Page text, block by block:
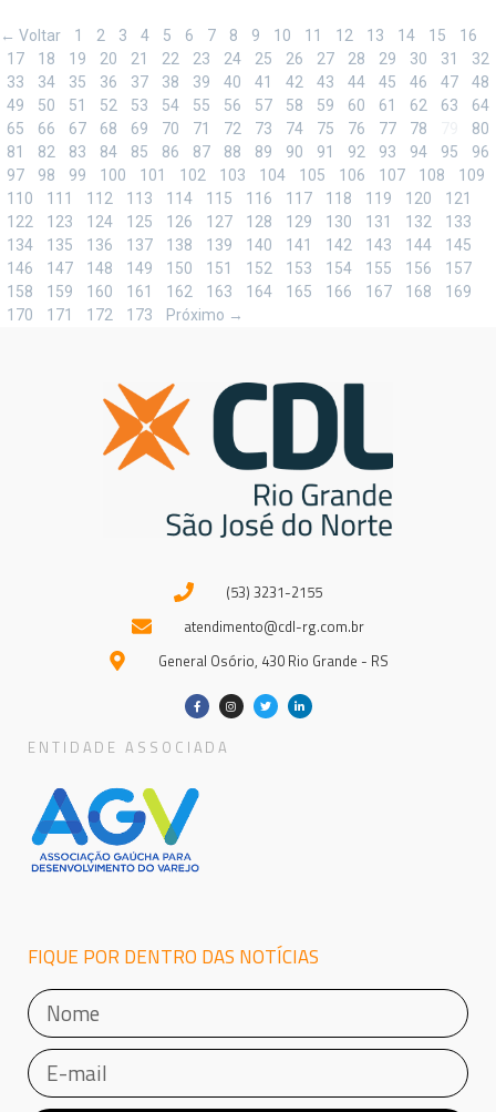
← Voltar 1 2 3 4 5 6 7 8 9 10 11 12 13 14 15
16
17
18 19 20 21 22 23 24 25 26 27 28 29 30 31
32
33
34 35 36 37 38 39 40 41 42 43 44 45 46 47
48
49
50 51 52 53 54 55 56 57 58 59 60 61 62 63
64
65
66 67 68 69 70 71 72 73 74 75 76 77 78
80
81
82 83 84 85 86 87 88 89 90 91 92 93 94 95
96
97
98 99 100 101 102 103 104 105 106 107 108
109
110
111 112 113 114 115 116 117 118 119 120
121
122
123 124 125 126 127 128 129 130 131 132
133
134
135 136 137 138 139 140 141 142 143 144
145
146
147 148 149 150 151 152 153 154 155 156
157
158
159 160 161 162 163 164 165 166 167 168
169
170
171 172 173 Próximo →
(53) 3231-2155
atendimento@cdl-rg.com.br
General Osório, 430 Rio Grande - RS
ENTIDADE ASSOCIADA
FIQUE POR DENTRO DAS NOTÍCIAS